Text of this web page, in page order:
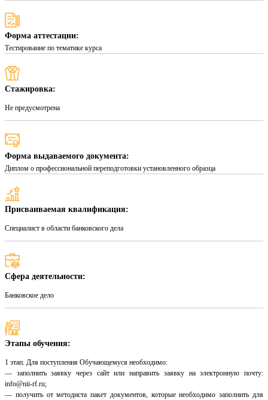
Форма аттестации:
Тестирование по тематике курса
Стажировка:
Не предусмотрена
Форма выдаваемого документа:
Диплом о профессиональной переподготовки установленного образца
Присваиваемая квалификация:
Специалист в области банковского дела
Сфера деятельности:
Банковское дело
Этапы обучения:
1 этап. Для поступления Обучающемуся необходимо:
— заполнить заявку через сайт или направить заявку на электронную почту:
info@nii-rf.ru;
— получить от методиста пакет документов, которые необходимо заполнить для